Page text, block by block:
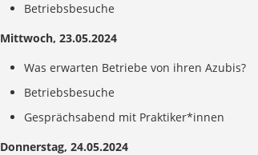
Betriebsbesuche
Mittwoch, 23.05.2024
Was erwarten Betriebe von ihren Azubis?
Betriebsbesuche
Gesprächsabend mit Praktiker*innen
Donnerstag, 24.05.2024